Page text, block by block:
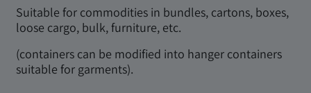
Suitable for commodities in bundles, cartons, boxes,
loose cargo, bulk, furniture, etc.
(containers can be modified into hanger containers
suitable for garments).